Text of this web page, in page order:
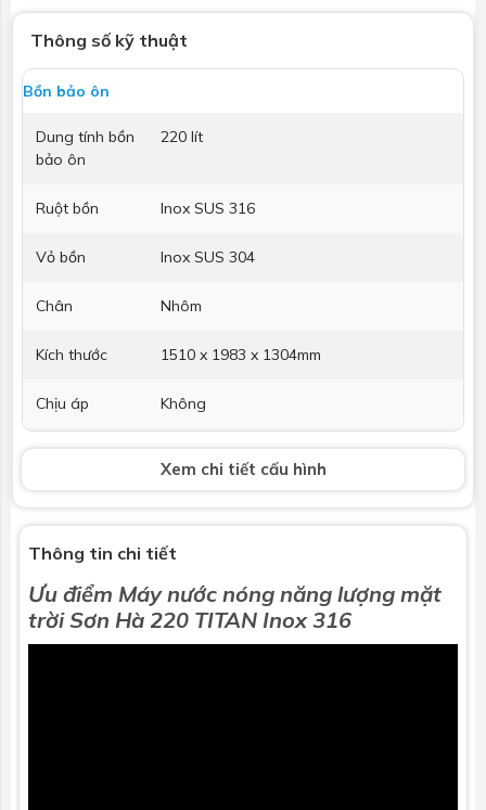
Thông số kỹ thuật
Bồn bảo ôn
Dung tính bồn
bảo ôn
220 lít
Ruột bồn Inox SUS 316
Vỏ bồn Inox SUS 304
Chân Nhôm
Kích thước 1510 x 1983 x 1304mm
Chịu áp Không
Hỗ trợ điện Không
chống ăn
mòn
Bảo hành 5 năm
Thu nhiệt
Xem chi tiết cấu hình
Thông tin chi tiết
Ưu điểm Máy nước nóng năng lượng mặt
trờiSơn Hà 220 TITAN Inox 316